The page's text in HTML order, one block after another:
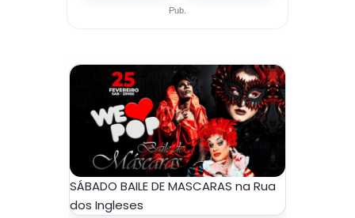
Pub.
SÁBADO BAILE DE MASCARAS na Rua
dos Ingleses